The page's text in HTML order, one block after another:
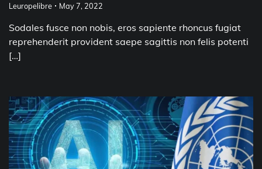
Leuropelibre May 7, 2022
Sodales fusce non nobis, eros sapiente rhoncus fugiat
reprehenderit provident saepe sagittis non felis potenti
[…]